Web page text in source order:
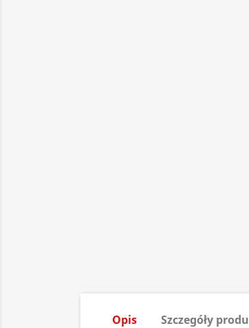
Opis Szczegóły